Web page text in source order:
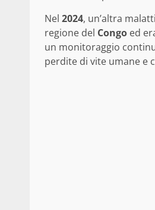
Nel 2024, un’altra
regione del Congo ed
un monitoraggio
perdite di vite umane e